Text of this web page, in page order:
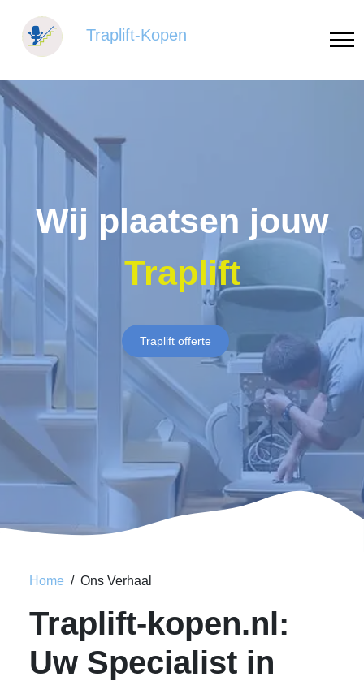
Traplift-Kopen
Wij plaatsen jouw
Traplift
Traplift offerte
Home Ons Verhaal
Traplift-kopen.nl:
Uw Specialist in